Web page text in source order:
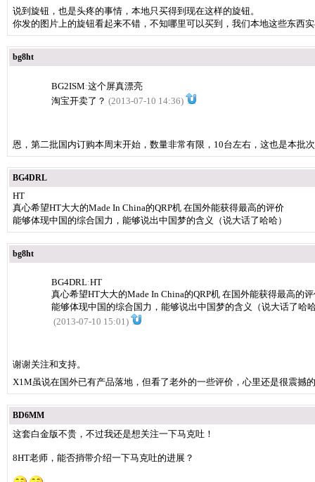
说到旋钮，也是头疼的事情，本地只买得到现在这样的旋钮。
你发的图片上的旋钮看起来不错，不知哪里可以买到，我们本地这些东西
bg8ht
BG2ISM:这个屏真漂亮
淘宝开卖了？ (2013-07-10 14:36)
恩，第二批国内订购本周末开始，数量非常有限，10台左右，这也是本批
BG4DRL
HT
真心希望HT大大的Made In China的QRP机 在国外能获得最高的评价
能够体现中国的综合国力，能够说出中国梦的含义（说大话了哈哈）
bg8ht
BG4DRL:HT
真心希望HT大大的Made In China的QRP机 在国外能获得最高的
能够体现中国的综合国力，能够说出中国梦的含义（说大话了哈
(2013-07-10 15:01)
谢谢关注和支持。
X1M虽说在国外已有产品落地，但看了老外的一些评价，心里还是很震撼
BD6MM
这套白金版不贵，不过我还是想关注一下马克吐！
8HT老师，能否捎带介绍一下马克吐的进展？